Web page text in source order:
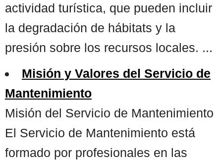
actividad turística, que pueden incluir
la degradación de hábitats y la
presión sobre los recursos locales. ...
Misión y Valores del Servicio de
Mantenimiento
Misión del Servicio de Mantenimiento
El Servicio de Mantenimiento está
formado por profesionales en las